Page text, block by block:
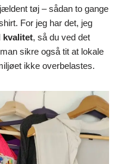
tøj – sådan to gange
For jeg har det, jeg
kvalitet, så du ved det
sikre også tit at lokale
ikke overbelastes.